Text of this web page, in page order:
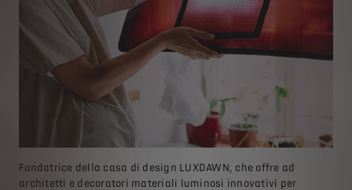
Fondatrice della casa di design LUXDAWN, che offre ad
architetti e decoratori materiali luminosi innovativi per